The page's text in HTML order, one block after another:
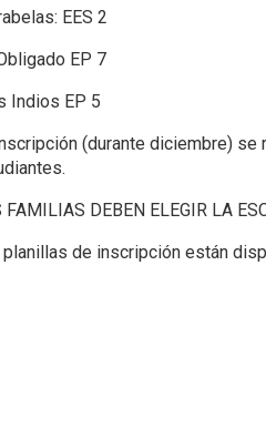
EES 2
EP 7
Indios EP 5
(durante diciembre)
FAMILIAS DEBEN ELEGIR LA
planillas de inscripción están